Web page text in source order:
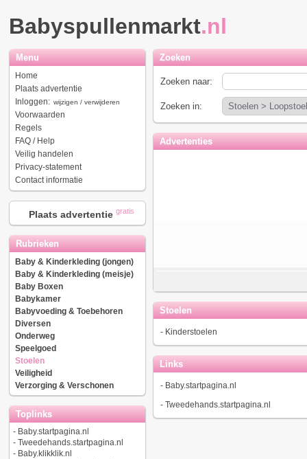
Babyspullenmarkt.nl
Menu
Home
Plaats advertentie
Inloggen: wijzigen / verwijderen
Voorwaarden
Regels
FAQ / Help
Veilig handelen
Privacy-statement
Contact informatie
Plaats advertentie gratis
Rubrieken
Baby & Kinderkleding (jongen)
Baby & Kinderkleding (meisje)
Baby Boxen
Babykamer
Babyvoeding & Toebehoren
Diversen
Onderweg
Speelgoed
Stoelen
Veiligheid
Verzorging & Verschonen
Toplinks
- Baby.startpagina.nl
- Tweedehands.startpagina.nl
- Baby.klikklik.nl
Zoeken
Zoeken naar:
Zoeken in:
Advertenties
Stoelen
- Kinderstoelen
Links
- Baby.startpagina.nl
- Tweedehands.startpagina.nl